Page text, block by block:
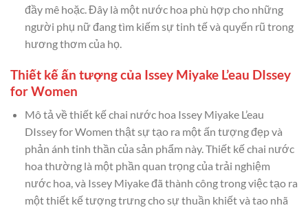
đầy mê hoặc. Đây là một nước hoa phù hợp cho những
người phụ nữ đang tìm kiếm sự tinh tế và quyến rũ trong
hương thơm của họ.
Thiết kế ấn tượng của Issey Miyake L’eau DIssey
for Women
Mô tả về thiết kế chai nước hoa Issey Miyake L’eau
DIssey for Women thật sự tạo ra một ấn tượng đẹp và
phản ánh tinh thần của sản phẩm này. Thiết kế chai nước
hoa thường là một phần quan trọng của trải nghiệm
nước hoa, và Issey Miyake đã thành công trong việc tạo ra
một thiết kế tượng trưng cho sự thuần khiết và tao nhã